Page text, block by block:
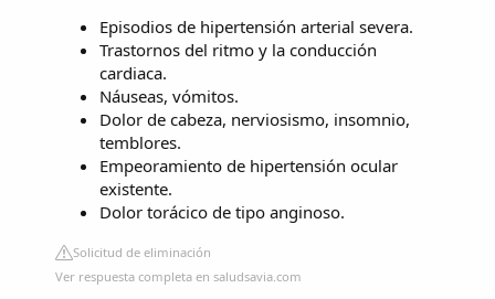
Episodios de hipertensión arterial severa.
Trastornos del ritmo y la conducción
cardiaca.
Náuseas, vómitos.
Dolor de cabeza, nerviosismo, insomnio,
temblores.
Empeoramiento de hipertensión ocular
existente.
Dolor torácico de tipo anginoso.
Solicitud de eliminación
Ver respuesta completa en saludsavia.com